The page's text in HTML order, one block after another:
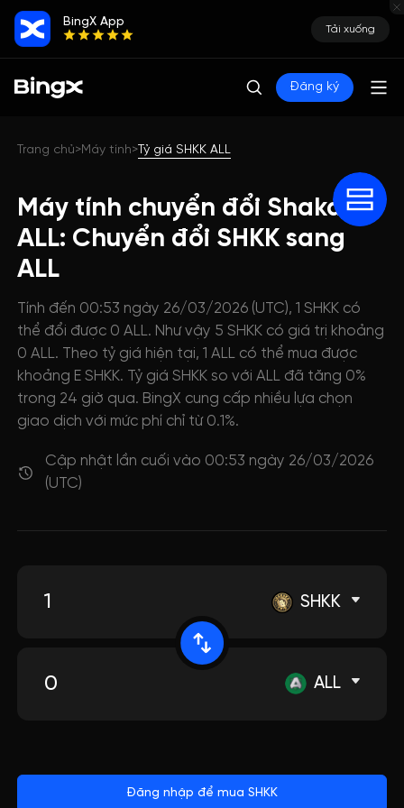
BingX App
Tải xuống
Đăng ký
Trang chủ>Máy tính>Tỷ giá SHKK ALL
Máy tính chuyển đổi Shakaka
ALL: Chuyển đổi SHKK sang
ALL
Tính đến 00:53 ngày 26/03/2026 (UTC), 1 SHKK có
thể đổi được 0 ALL. Như vậy 5 SHKK có giá trị khoảng
0 ALL. Theo tỷ giá hiện tại, 1 ALL có thể mua được
khoảng E SHKK. Tỷ giá SHKK so với ALL đã tăng 0%
trong 24 giờ qua. BingX cung cấp nhiều lựa chọn
giao dịch với mức phí chỉ từ 0.1%.
Cập nhật lần cuối vào 00:53 ngày 26/03/2026
(UTC)
SHKK
ALL
Đăng nhập để mua SHKK